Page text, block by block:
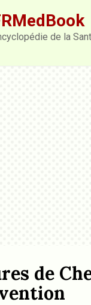
de la
de